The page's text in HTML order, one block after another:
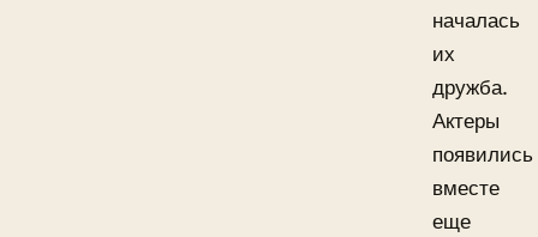
началась
их
дружба.
Актеры
появились
вместе
еще